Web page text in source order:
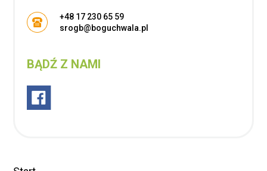
+48 17 230 65 59
srogb@boguchwala.pl
BĄDŹ Z NAMI